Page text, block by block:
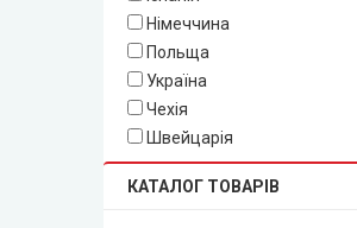
Німеччина
Польща
Україна
Чехія
Швейцарія
КАТАЛОГ ТОВАРІВ